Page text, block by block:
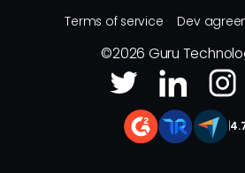
Terms of service Dev
©2026 Guru